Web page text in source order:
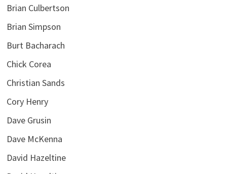
Brian Culbertson
Brian Simpson
Burt Bacharach
Chick Corea
Christian Sands
Cory Henry
Dave Grusin
Dave McKenna
David Hazeltine